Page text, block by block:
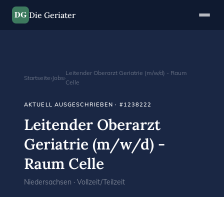
DG Die Geriater
Startseite›Jobs›
Leitender Oberarzt Geriatrie (m/w/d) - Raum
Celle
AKTUELL AUSGESCHRIEBEN · #1238222
Leitender Oberarzt
Geriatrie (m/w/d) -
Raum Celle
Niedersachsen · Vollzeit/Teilzeit